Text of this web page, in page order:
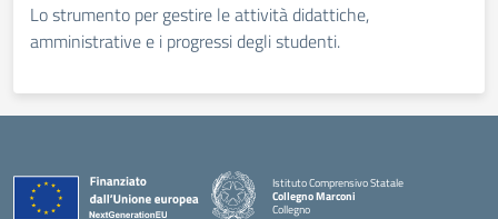
Lo strumento per gestire le attività didattiche,
amministrative e i progressi degli studenti.
Istituto Comprensivo Statale
Collegno Marconi
Collegno